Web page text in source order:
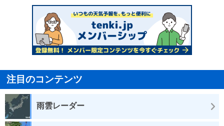
注目のコンテンツ
雨雲レーダー